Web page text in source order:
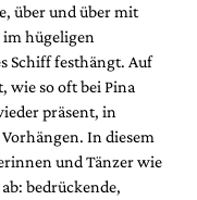
über und über mit
im hügeligen
Schiff festhängt. Auf
wie so oft bei Pina
präsent, in
In diesem
und Tänzer wie
bedrückende,